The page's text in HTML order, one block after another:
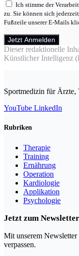
Ich stimme der
zu. Sie können sich
Fußzeile unserer E-Mails
Jetzt Anmelden
Dieser redaktionelle
Künstlicher Intelligenz
Sportmedizin für Ärzte,
YouTube LinkedIn
Rubriken
Therapie
Training
Ernährung
Operation
Kardiologie
Applikation
Psychologie
Jetzt zum
Mit unserem
verpassen.